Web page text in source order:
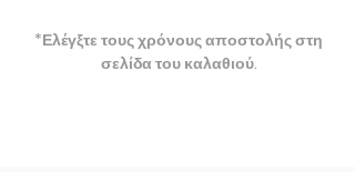
*Ελέγξτε τους χρόνους αποστολής στη
σελίδα του καλαθιού​.